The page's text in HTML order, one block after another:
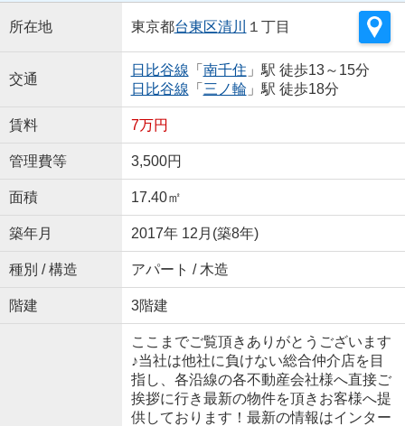
所在地 東京都台東区清川 １丁目
交通
日比谷線 「 南千住 」駅 徒歩13～15分
日比谷線 「 三ノ輪」駅 徒歩18分
賃料 7万円
管理費等 3,500円
面積 17.40㎡
築年月 2017年 12月(築8年)
種別 / 構造 アパート / 木造
階建 3階建
ここまでご覧頂きありがとうございます
♪当社は他社に負けない総合仲介店を目
指し、各沿線の各不動産会社様へ直接ご
挨拶に行き最新の物件を頂きお客様へ提
供しております！最新の情報はインター